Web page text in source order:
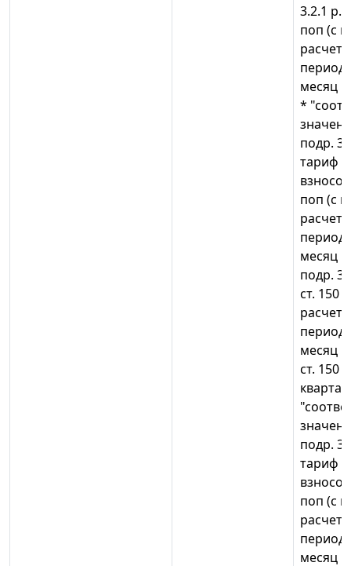
3.2.1
поп (с
месяц
*
подр.
тариф
поп (с
месяц
подр.
ст. 150
месяц
ст. 150
подр.
тариф
поп (с
месяц